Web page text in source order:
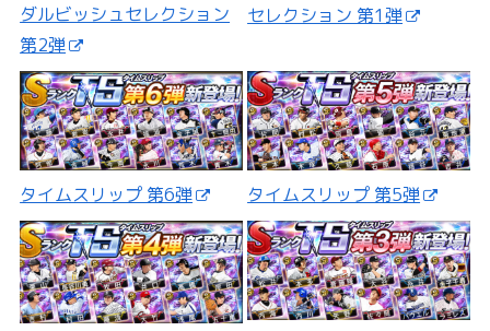
ダルビッシュセレクション
第2弾
セレクション 第1弾
タイムスリップ 第6弾 タイムスリップ 第5弾